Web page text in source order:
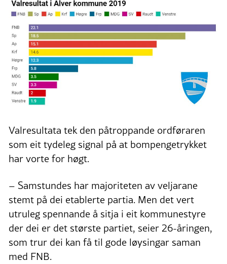
Valresultata tek den påtroppande ordføraren
som eit tydeleg signal på at bompengetrykket
har vorte for høgt.
– Samstundes har majoriteten av veljarane
stemt på dei etablerte partia. Men det vert
utruleg spennande å sitja i eit kommunestyre
der dei er det største partiet, seier 26-åringen,
som trur dei kan få til gode løysingar saman
med FNB.